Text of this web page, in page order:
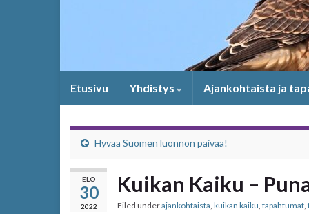
Etusivu Yhdistys Ajankohtaista ja
Hyvää Suomen luonnon päivää!
ELO
30
2022
Kuikan Kaiku –
Filed underajankohtaista, kuikan kaiku, tapahtumat,